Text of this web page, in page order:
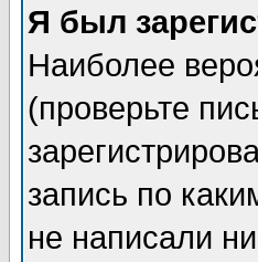
Я был
Наиболее
(проверьте
запись по
не написали